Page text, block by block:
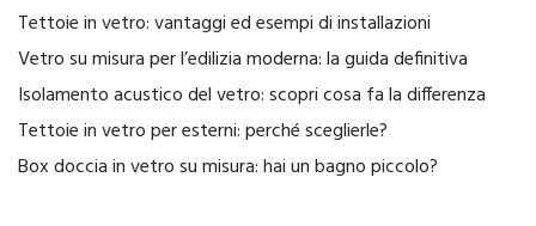
Tettoie in vetro: vantaggi ed esempi di installazioni
Vetro su misura per l’edilizia moderna: la guida definitiva
Isolamento acustico del vetro: scopri cosa fa la differenza
Tettoie in vetro per esterni: perché sceglierle?
Box doccia in vetro su misura: hai un bagno piccolo?